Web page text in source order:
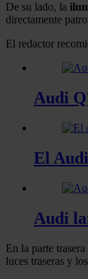
De su lado, la
directamente
El redactor
Audi
El
Audi
En la parte
luces traseras y